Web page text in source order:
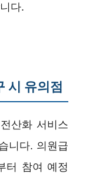
다.
시 유의점
산화 서비스
니다. 의원급
터 참여 예정